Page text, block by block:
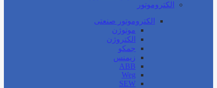
الکتروموتور
الکتروموتور صنعتی
موتوژن
الکتروژن
جمکو
زیمنس
ABB
Weg
SEW